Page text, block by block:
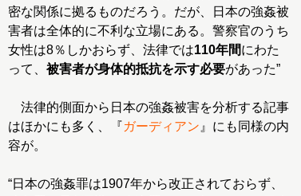
密な関係に拠るものだろう。だが、日本の強姦被
害者は全体的に不利な立場にある。警察官のうち
女性は8％しかおらず、法律では110年間にわた
って、 被害者が身体的抵抗を示す必要があった”
法律的側面から日本の強姦被害を分析する記事
はほかにも多く、『ガーディアン 』にも同様の内
容が。
“日本の強姦罪は1907年から改正されておらず、